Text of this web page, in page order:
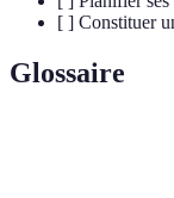
[ ] Constituer
Glossaire